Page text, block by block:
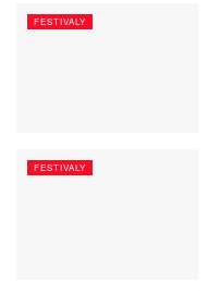
FESTIVALY
FESTIVALY